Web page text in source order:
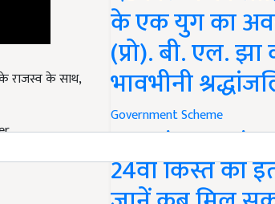
के एक युग का
(प्रो). बी. एल.
भावभीनी
Government Scheme
PM Kisan
24वीं किस्त का